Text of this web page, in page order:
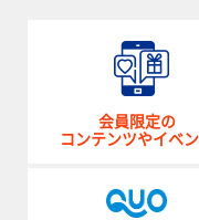
会員限定の
コンテンツやイベ